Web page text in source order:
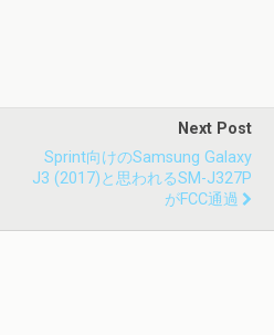
Next Post
Sprint向けのSamsung Galaxy
J3 (2017)と思われるSM-J327P
がFCC通過